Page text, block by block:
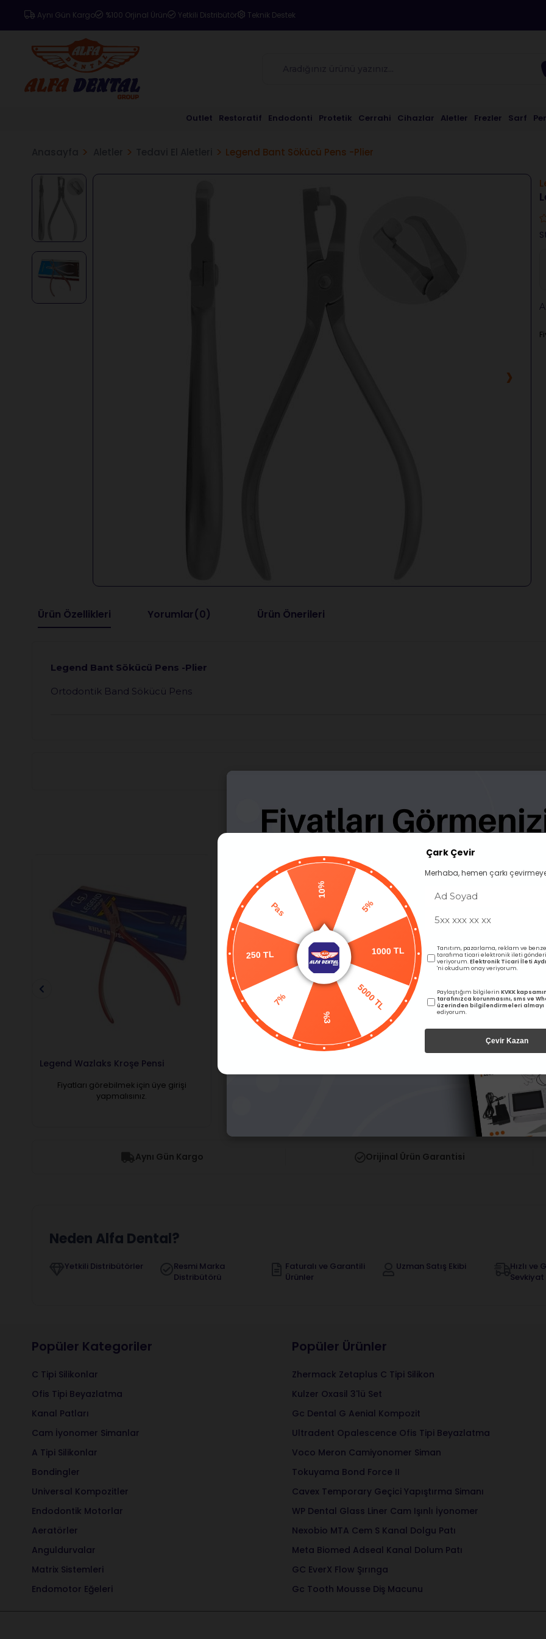
Aynı Gün Kargo %100 Orjinal Ürün Yetkili Distribütör Teknik Destek
Outlet Restoratif Endodonti Protetik Cerrahi Cihazlar Aletler Frezler Sarf
Legend Bant Sökücü Pens -Plier
›
Ürün Özellikleri Yorumlar(0) Ürün Önerileri
Legend Bant Sökücü Pens -Plier
Ortodontik Band Sökücü Pens
BENZER ÜRÜNLER
Legend Wazlaks Kroşe Pensi
Fiyatları görebilmek için üye girişi
yapmalısınız.
(Portamalgam)
Fiyatları görebilmek için
yapmalısınız.
Aynı Gün Kargo Orijinal Ürün Garantisi
Neden Alfa Dental?
Yetkili Distribütörler
Resmi Marka
Distribütörü
Faturalı ve Garantili
Ürünler
Uzman Satış Ekibi
Hızlı ve
Sevkiyat
Popüler Kategoriler
C Tipi Silikonlar
Ofis Tipi Beyazlatma
Kanal Patları
Cam İyonomer Simanlar
A Tipi Silikonlar
Bondingler
Universal Kompozitler
Endodontik Motorlar
Aeratörler
Anguldurvalar
Matrix Sistemleri
Endomotor Eğeleri
Popüler Ürünler
Zhermack Zetaplus C Tipi Silikon
Kulzer Oxasil 3'lü Set
Gc Dental G Aenial Kompozit
Ultradent Opalescence Ofis Tipi Beyazlatma
Voco Meron Camiyonomer Siman
Tokuyama Bond Force II
Cavex Temporary Geçici Yapıştırma Simanı
WP Dental Glass Liner Cam Işınlı İyonomer
Nexobio MTA Cem S Kanal Dolgu Patı
Meta Biomed Adseal Kanal Dolum Patı
GC EverX Flow Şırınga
Gc Tooth Mousse Diş Macunu
10%
5%
1000 TL
5000 TL
%3
7%
250 TL
Pas
Çark Çevir
Merhaba, hemen çarkı
Tanıtım, pazarlama, reklam ve
tarafıma ticari elektronik ileti
veriyorum.Elektronik Ticari İleti
'ni okudum onay veriyorum.
Paylaştığım bilgilerin KVKK
tarafınızca korunmasını, sms ve
üzerinden bilgilendirmeleri almayı
ediyorum.
Çevir Kazan